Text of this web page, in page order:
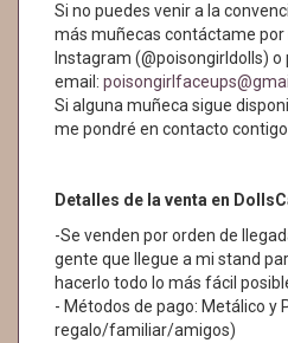
Si no puedes venir a la
más muñecas contáctame por
Instagram (@poisongirldolls) o
email:
Si alguna muñeca sigue
me pondré en contacto contigo.
Detalles de la venta en
-Se venden por orden de
gente que llegue a mi stand
hacerlo todo lo más fácil
- Métodos de pago: Metálico y
regalo/familiar/amigos)